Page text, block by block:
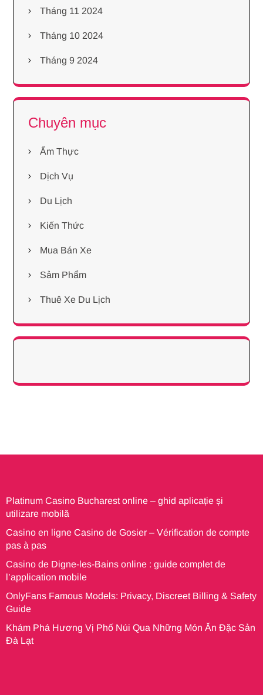
Tháng 11 2024
Tháng 10 2024
Tháng 9 2024
Chuyên mục
Ẩm Thực
Dịch Vụ
Du Lịch
Kiến Thức
Mua Bán Xe
Sảm Phẩm
Thuê Xe Du Lịch
Platinum Casino Bucharest online – ghid aplicație și
utilizare mobilă
Casino en ligne Casino de Gosier – Vérification de compte
pas à pas
Casino de Digne-les-Bains online : guide complet de
l’application mobile
OnlyFans Famous Models: Privacy, Discreet Billing & Safety
Guide
Khám Phá Hương Vị Phố Núi Qua Những Món Ăn Đặc Sản
Đà Lạt